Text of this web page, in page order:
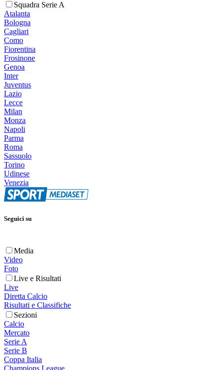
Squadra Serie A
Atalanta
Bologna
Cagliari
Como
Fiorentina
Frosinone
Genoa
Inter
Juventus
Lazio
Lecce
Milan
Monza
Napoli
Parma
Roma
Sassuolo
Torino
Udinese
Venezia
Seguici su
Media
Video
Foto
Live e Risultati
Live
Diretta Calcio
Risultati e Classifiche
Sezioni
Calcio
Mercato
Serie A
Serie B
Coppa Italia
Champions League